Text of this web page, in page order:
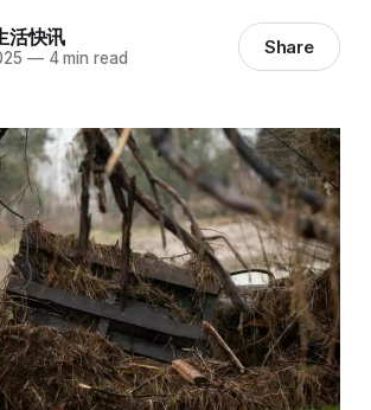
活快讯
—4 min read Share